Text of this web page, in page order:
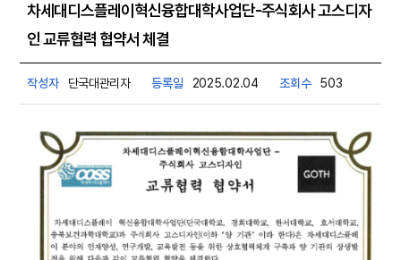
차세대디스플레이혁신융합대학사업단-주식회사 고스디자
인 교류협력 협약서 체결
작성자 단국대관리자 등록일 2025.02.04 조회수 503